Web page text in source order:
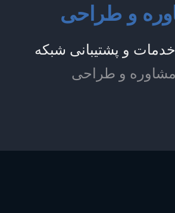
و طراحی
خدمات و پشتیبانی شبکه
مشاوره و طراحی